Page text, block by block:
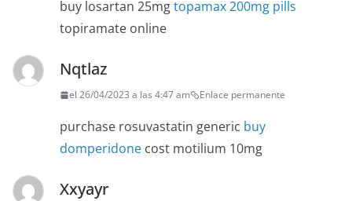
buy losartan 25mgtopamax 200mg pills
topiramate online
Nqtlaz
el 26/04/2023 a las 4:47 am Enlace permanente
purchase rosuvastatin generic buy
domperidone cost motilium 10mg
Xxyayr